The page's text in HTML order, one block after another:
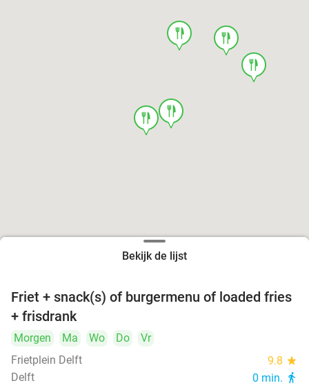
food
food
food
food
food
food
food
Bekijk de lijst
39%
Friet + snack(s) of burgermenu of loaded fries
+ frisdrank
Morgen Ma Wo Do
Vr
Frietplein Delft
9.8 star
Delft 0 min. directions_walk